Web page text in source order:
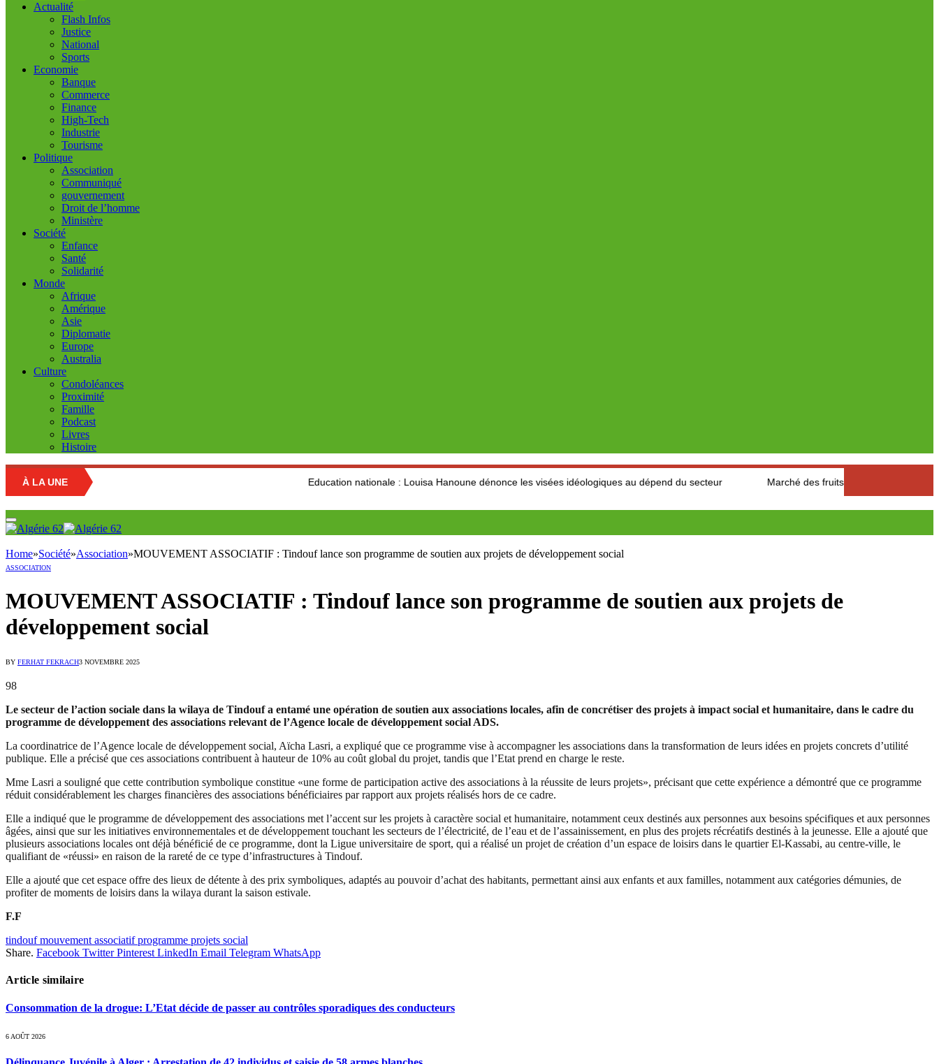
Actualité
Flash Infos
Justice
National
Sports
Economie
Banque
Commerce
Finance
High-Tech
Industrie
Tourisme
Politique
Association
Communiqué
gouvernement
Droit de l’homme
Ministère
Société
Enfance
Santé
Solidarité
Monde
Afrique
Amérique
Asie
Diplomatie
Europe
Australia
Culture
Condoléances
Proximité
Famille
Podcast
Livres
Histoire
À LA UNE Education nationale : Louisa Hanoune dénonce les visées idéologiques au dépend du secteur Marché des fruits est légumes : Les producteurs des
Home»Société»Association»MOUVEMENT ASSOCIATIF : Tindouf lance son programme de soutien aux projets de développement social
ASSOCIATION
MOUVEMENT ASSOCIATIF : Tindouf lance son programme de soutien aux projets de
développement social
BY FERHAT FEKRACH3 NOVEMBRE 2025
98
Le secteur de l’action sociale dans la wilaya de Tindouf a entamé une opération de soutien aux associations locales, afin de concrétiser des projets à impact social et humanitaire, dans le cadre du
programme de développement des associations relevant de l’Agence locale de développement social ADS.
La coordinatrice de l’Agence locale de développement social, Aïcha Lasri, a expliqué que ce programme vise à accompagner les associations dans la transformation de leurs idées en projets concrets d’utilité
publique. Elle a précisé que ces associations contribuent à hauteur de 10% au coût global du projet, tandis que l’Etat prend en charge le reste.
Mme Lasri a souligné que cette contribution symbolique constitue «une forme de participation active des associations à la réussite de leurs projets», précisant que cette expérience a démontré que ce programme
réduit considérablement les charges financières des associations bénéficiaires par rapport aux projets réalisés hors de ce cadre.
Elle a indiqué que le programme de développement des associations met l’accent sur les projets à caractère social et humanitaire, notamment ceux destinés aux personnes aux besoins spécifiques et aux personnes
âgées, ainsi que sur les initiatives environnementales et de développement touchant les secteurs de l’électricité, de l’eau et de l’assainissement, en plus des projets récréatifs destinés à la jeunesse. Elle a ajouté que
plusieurs associations locales ont déjà bénéficié de ce programme, dont la Ligue universitaire de sport, qui a réalisé un projet de création d’un espace de loisirs dans le quartier El-Kassabi, au centre-ville, le
qualifiant de «réussi» en raison de la rareté de ce type d’infrastructures à Tindouf.
Elle a ajouté que cet espace offre des lieux de détente à des prix symboliques, adaptés au pouvoir d’achat des habitants, permettant ainsi aux enfants et aux familles, notamment aux catégories démunies, de
profiter de moments de loisirs dans la wilaya durant la saison estivale.
F.F
tindouf mouvement associatif programme projets social
Share. Facebook Twitter Pinterest LinkedIn Email Telegram WhatsApp
Article similaire
Consommation de la drogue: L’Etat décide de passer au contrôles sporadiques des conducteurs
6 AOÛT 2026